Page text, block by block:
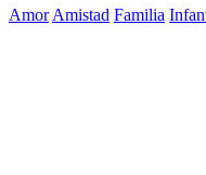
Amor Amistad Familia